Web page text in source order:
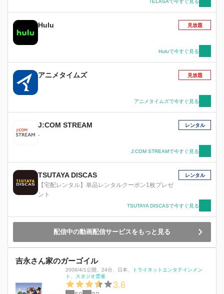
Hulu 見放題
Huluで今すぐ見る
アニメタイムズ 見放題
アニメタイムズで今すぐ見る
J:COM STREAM
-
レンタル
J:COM STREAMで今すぐ見る
TSUTAYA DISCAS
【宅配レンタル】単品レンタルクーポン1枚プレゼ
ント
レンタル
TSUTAYA DISCASで今すぐ見る
配信中の動画配信サービスをもっと見る
吉永さん家のガーゴイル
2006/4/1公開 24分 日本
トライネットエンタテインメン
ト
スタジオ雲雀
3.6